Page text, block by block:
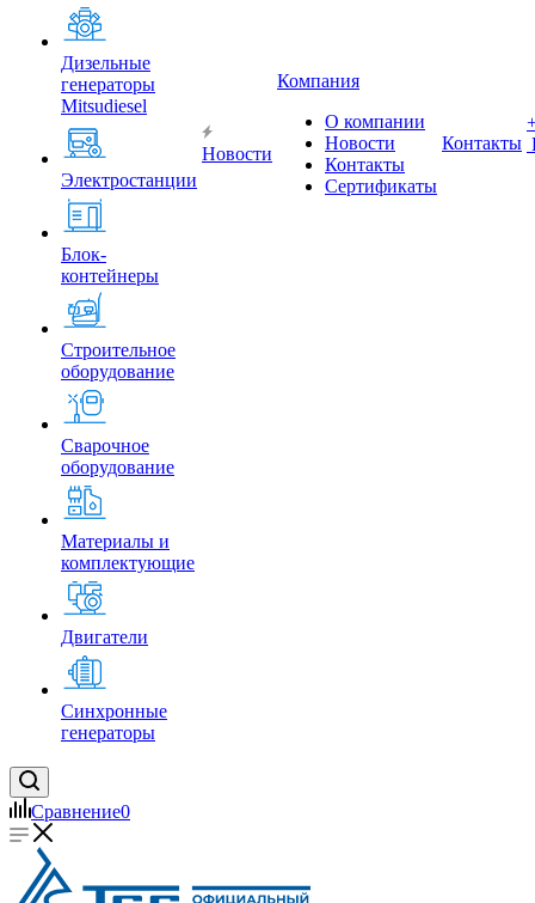
Дизельные
генераторы
Mitsudiesel
Электростанции
Блок-
контейнеры
Строительное
оборудование
Сварочное
оборудование
Материалы и
комплектующие
Двигатели
Синхронные
генераторы
Новости
Компания
О компании
Новости
Контакты
Сертификаты
Контакты
Сравнение0